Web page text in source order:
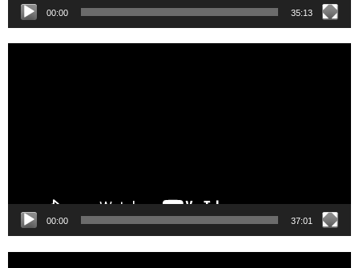
00:00 35:13
00:00 37:01